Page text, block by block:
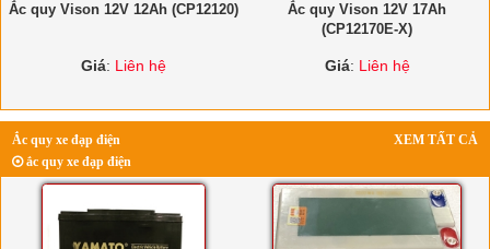
Ắc quy Vison 12V 12Ah (CP12120)
Giá: Liên hệ
Ắc quy Vison 12V 17Ah
(CP12170E-X)
Giá: Liên hệ
Ắc quy xe đạp điện
XEM TẤT CẢ
ắc quy xe đạp điện